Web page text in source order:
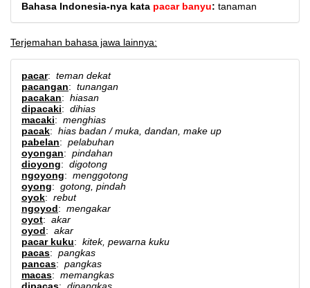
Bahasa Indonesia-nya kata pacar banyu: tanaman
Terjemahan bahasa jawa lainnya:
pacar: teman dekat
pacangan: tunangan
pacakan: hiasan
dipacaki: dihias
macaki: menghias
pacak: hias badan / muka, dandan, make up
pabelan: pelabuhan
oyongan: pindahan
dioyong: digotong
ngoyong: menggotong
oyong: gotong, pindah
oyok: rebut
ngoyod: mengakar
oyot: akar
oyod: akar
pacar kuku: kitek, pewarna kuku
pacas: pangkas
pancas: pangkas
macas: memangkas